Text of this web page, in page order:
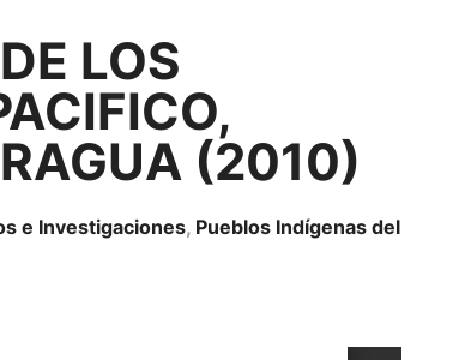
LOS
(2010)
e Investigaciones, Pueblos Indí­genas del